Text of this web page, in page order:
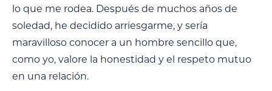
lo que me rodea. Después de muchos años de
soledad, he decidido arriesgarme, y sería
maravilloso conocer a un hombre sencillo que,
como yo, valore la honestidad y el respeto mutuo
en una relación.